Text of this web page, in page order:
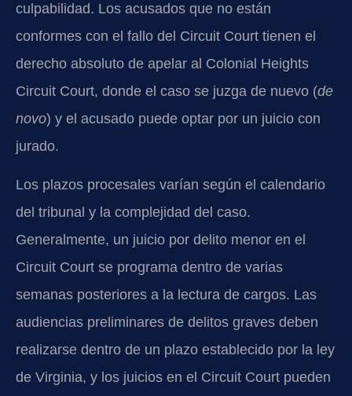
culpabilidad. Los acusados que no están
conformes con el fallo del Circuit Court tienen el
derecho absoluto de apelar al Colonial Heights
Circuit Court, donde el caso se juzga de nuevo (de
novo) y el acusado puede optar por un juicio con
jurado.
Los plazos procesales varían según el calendario
del tribunal y la complejidad del caso.
Generalmente, un juicio por delito menor en el
Circuit Court se programa dentro de varias
semanas posteriores a la lectura de cargos. Las
audiencias preliminares de delitos graves deben
realizarse dentro de un plazo establecido por la ley
de Virginia, y los juicios en el Circuit Court pueden